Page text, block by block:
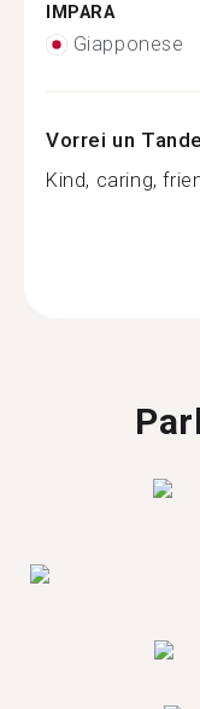
IMPARA
Giapponese
Vorrei un
Kind, caring,